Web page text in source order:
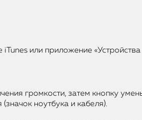
или приложение
громкости, затем кнопку
ноутбука и кабеля).